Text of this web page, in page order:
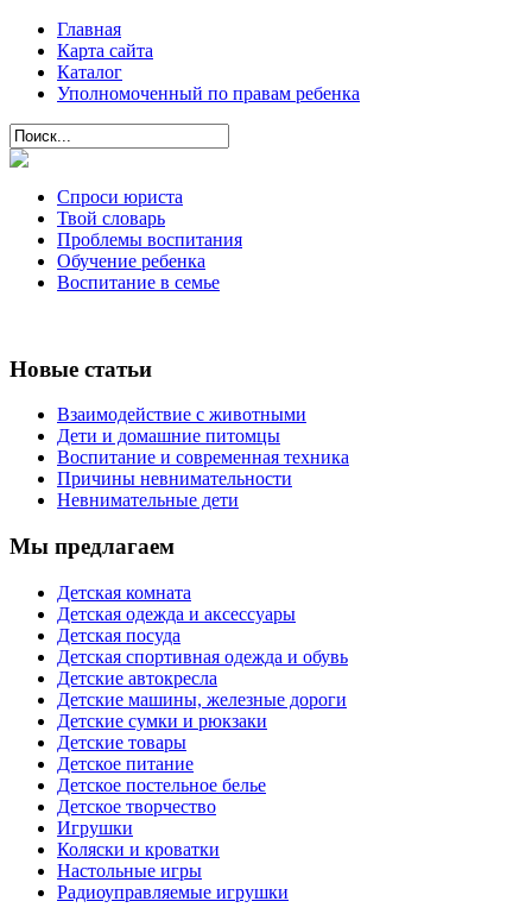
Главная
Карта сайта
Каталог
Уполномоченный по правам ребенка
Спроси юриста
Твой словарь
Проблемы воспитания
Обучение ребенка
Воспитание в семье
Новые статьи
Взаимодействие с животными
Дети и домашние питомцы
Воспитание и современная техника
Причины невнимательности
Невнимательные дети
Мы предлагаем
Детская комната
Детская одежда и аксессуары
Детская посуда
Детская спортивная одежда и обувь
Детские автокресла
Детские машины, железные дороги
Детские сумки и рюкзаки
Детские товары
Детское питание
Детское постельное белье
Детское творчество
Игрушки
Коляски и кроватки
Настольные игры
Радиоуправляемые игрушки